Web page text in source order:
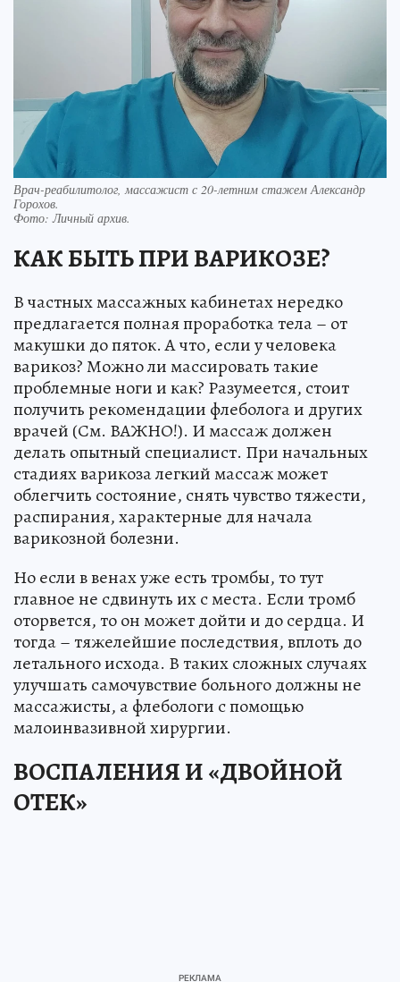
Врач-реабилитолог, массажист с 20-летним стажем Александр
Горохов.
Фото:Личный архив.
КАК БЫТЬ ПРИ ВАРИКОЗЕ?
В частных массажных кабинетах нередко
предлагается полная проработка тела – от
макушки до пяток. А что, если у человека
варикоз? Можно ли массировать такие
проблемные ноги и как? Разумеется, стоит
получить рекомендации флеболога и других
врачей (См. ВАЖНО!). И массаж должен
делать опытный специалист. При начальных
стадиях варикоза легкий массаж может
облегчить состояние, снять чувство тяжести,
распирания, характерные для начала
варикозной болезни.
Но если в венах уже есть тромбы, то тут
главное не сдвинуть их с места. Если тромб
оторвется, то он может дойти и до сердца. И
тогда – тяжелейшие последствия, вплоть до
летального исхода. В таких сложных случаях
улучшать самочувствие больного должны не
массажисты, а флебологи с помощью
малоинвазивной хирургии.
ВОСПАЛЕНИЯ И «ДВОЙНОЙ
ОТЕК»